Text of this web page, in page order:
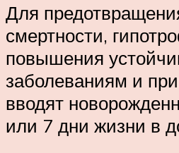
Для
смертности,
повышения
заболеваниям и
вводят
или 7 дни жизни в